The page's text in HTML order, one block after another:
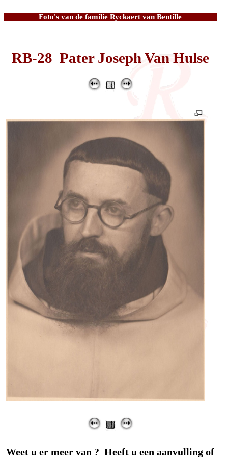
Foto's van de familie Ryckaert van Bentille
RB-28 Pater Joseph Van Hulse
Weet u er meer van ? Heeft u een aanvulling of